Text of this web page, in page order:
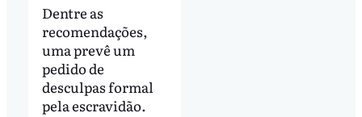
Dentre as
recomendações,
uma prevê um
pedido de
desculpas formal
pela escravidão.